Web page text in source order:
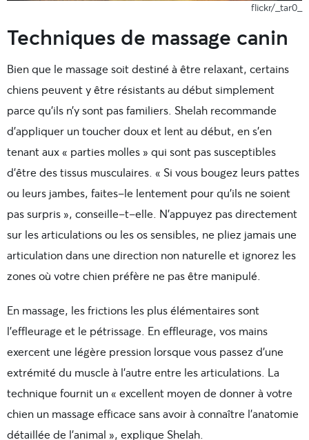
flickr/_tar0_
Techniques de massage canin
Bien que le massage soit destiné à être relaxant, certains
chiens peuvent y être résistants au début simplement
parce qu’ils n’y sont pas familiers. Shelah recommande
d’appliquer un toucher doux et lent au début, en s’en
tenant aux « parties molles » qui sont pas susceptibles
d’être des tissus musculaires. « Si vous bougez leurs pattes
ou leurs jambes, faites-le lentement pour qu’ils ne soient
pas surpris », conseille-t-elle. N’appuyez pas directement
sur les articulations ou les os sensibles, ne pliez jamais une
articulation dans une direction non naturelle et ignorez les
zones où votre chien préfère ne pas être manipulé.
En massage, les frictions les plus élémentaires sont
l’effleurage et le pétrissage. En effleurage, vos mains
exercent une légère pression lorsque vous passez d’une
extrémité du muscle à l’autre entre les articulations. La
technique fournit un « excellent moyen de donner à votre
chien un massage efficace sans avoir à connaître l’anatomie
détaillée de l’animal », explique Shelah.